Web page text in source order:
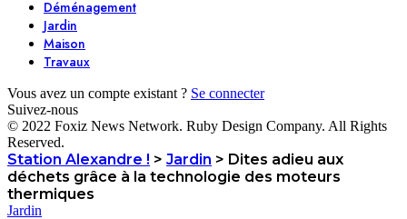
Déménagement
Jardin
Maison
Travaux
Vous avez un compte existant ? Se connecter
Suivez-nous
© 2022 Foxiz News Network. Ruby Design Company. All Rights
Reserved.
Station Alexandre ! > Jardin > Dites adieu aux
déchets grâce à la technologie des moteurs
thermiques
Jardin